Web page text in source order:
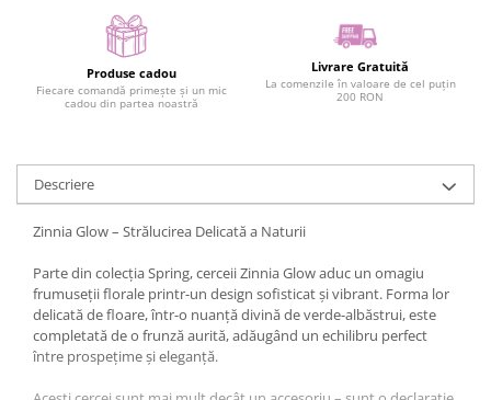
Produse cadou
Fiecare comandă primește și un mic
cadou din partea noastră
Livrare Gratuită
La comenzile în valoare de cel puțin
200 RON
Descriere
Zinnia Glow – Strălucirea Delicată a Naturii
Parte din colecția Spring, cerceii Zinnia Glow aduc un omagiu
frumuseții florale printr-un design sofisticat și vibrant. Forma lor
delicată de floare, într-o nuanță divină de verde-albăstrui, este
completată de o frunză aurită, adăugând un echilibru perfect
între prospețime și eleganță.